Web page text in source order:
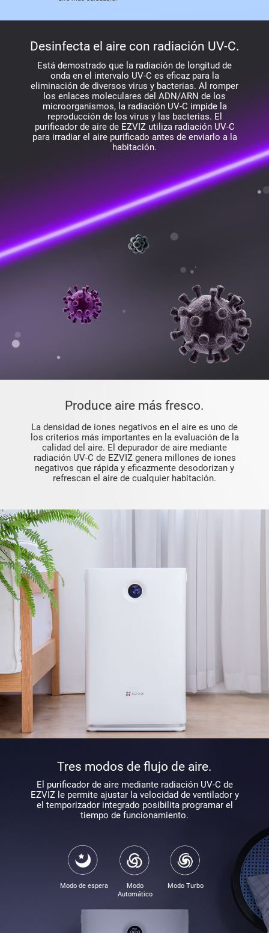
Desinfecta el aire con radiación UV-C.
Está demostrado que la radiación de longitud de
onda en el intervalo UV-C es eficaz para la
eliminación de diversos virus y bacterias. Al romper
los enlaces moleculares del ADN/ARN de los
microorganismos, la radiación UV-C impide la
reproducción de los virus y las bacterias. El
purificador de aire de EZVIZ utiliza radiación UV-C
para irradiar el aire purificado antes de enviarlo a la
habitación.
Produce aire más fresco.
La densidad de iones negativos en el aire es uno de
los criterios más importantes en la evaluación de la
calidad del aire. El depurador de aire mediante
radiación UV-C de EZVIZ genera millones de iones
negativos que rápida y eficazmente desodorizan y
refrescan el aire de cualquier habitación.
Tres modos de flujo de aire.
El purificador de aire mediante radiación UV-C de
EZVIZ le permite ajustar la velocidad de ventilador y
el temporizador integrado posibilita programar el
tiempo de funcionamiento.
Modo de espera
Modo
Automático
Modo Turbo